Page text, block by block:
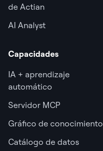
de Actian
AI Analyst
Capacidades
IA + aprendizaje
automático
Servidor MCP
Gráfico de conocimiento
Catálogo de datos